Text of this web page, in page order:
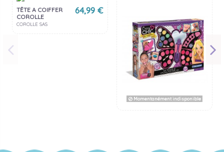
TÊTE A COIFFER
COROLLE
COROLLE SAS
64,99 €
Momentanément indisponible